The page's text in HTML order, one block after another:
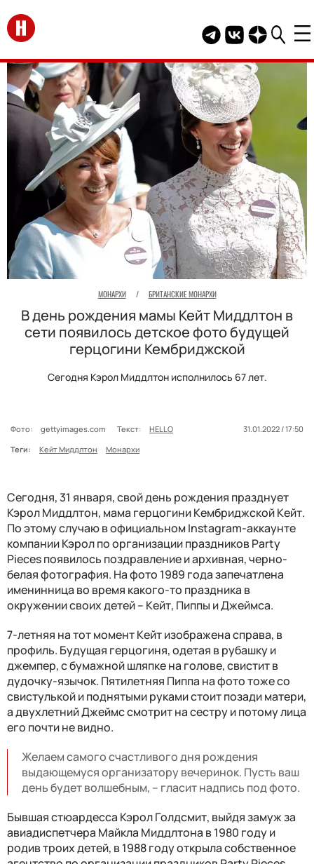
Перейти на главную
Telegram канал
Группа HELLO
Канал
МОНАРХИ / БРИТАНСКИЕ МОНАРХИ
В день рождения мамы Кейт Миддлтон в
сети появилось детское фото будущей
герцогини Кембриджской
Сегодня Кэрол Миддлтон исполнилось 67 лет.
Фото: gettyimages.com Текст: HELLO
31.01.2022 / 17:50
Теги:
Кейт Миддлтон Монархи
Сегодня, 31 января, свой день рождения празднует
Кэрол Миддлтон, мама герцогини Кембриджской Кейт.
По этому случаю в официальном Instagram-аккаунте
компании Кэрол по организации праздников Party
Pieces появилось поздравление и архивная, черно-
белая фотография. На фото 1989 года запечатлена
именинница во время какого-то праздника в
окружении своих детей – Кейт, Пиппы и Джеймса.
7-летняя на тот момент Кейт изображена справа, в
профиль. Будущая герцогиня, одетая в рубашку и
джемпер, с бумажной шляпке на голове, свистит в
дудочку-язычок. Пятилетняя Пиппа на фото тоже со
свистулькой и поднятыми руками стоит позади матери,
а двухлетний Джеймс смотрит на сестру и потому лица
его почти не видно.
Желаем самого счастливого дня рождения
выдающемуся организатору вечеринок. Пусть ваш
день будет волшебным, – гласит надпись под фото.
Бывшая стюардесса Кэрол Голдсмит, выйдя замуж за
авиадиспетчера Майкла Миддлтона в 1980 году и
родив троих детей, в 1988 году открыла собственное